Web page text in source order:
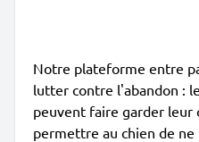
Notre plateforme entre
lutter contre l'abandon :
peuvent faire garder leur
permettre au chien de